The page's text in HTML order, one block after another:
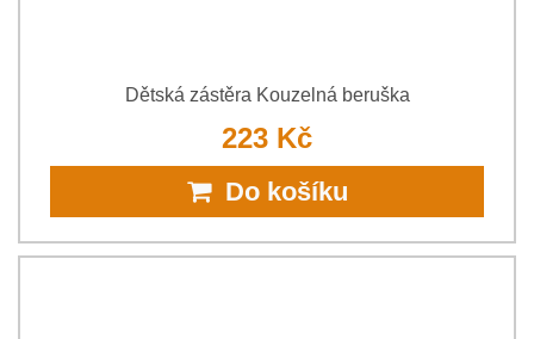
Dětská zástěra Kouzelná beruška
223 Kč
Do košíku